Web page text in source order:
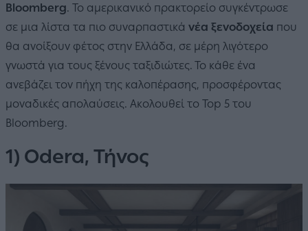
Bloomberg. Το αμερικανικό πρακτορείο συγκέντρωσε
σε μια λίστα τα πιο συναρπαστικά νέα ξενοδοχεία που
θα ανοίξουν φέτος στην Ελλάδα, σε μέρη λιγότερο
γνωστά για τους ξένους ταξιδιώτες. Το κάθε ένα
ανεβάζει τον πήχη της καλοπέρασης, προσφέροντας
μοναδικές απολαύσεις. Ακολουθεί το Top 5 του
Bloomberg.
1) Odera, Τήνος